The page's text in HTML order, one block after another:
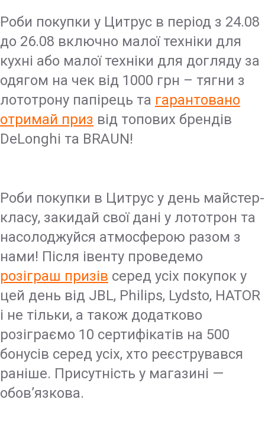
Роби покупки у Цитрус в період з 24.08
до 26.08 включно малої техніки для
кухні або малої техніки для догляду за
одягом на чек від 1000 грн – тягни з
лототрону папірець та гарантовано
отримай приз від топових брендів
DeLonghi та BRAUN!
Роби покупки в Цитрус у день майстер-
класу, закидай свої дані у лототрон та
насолоджуйся атмосферою разом з
нами! Після івенту проведемо
розіграш призів серед усіх покупок у
цей день від JBL, Philips, Lydsto, HATOR
і не тільки, а також додатково
розіграємо 10 сертифікатів на 500
бонусів серед усіх, хто реєструвався
раніше. Присутність у магазині —
обов’язкова.